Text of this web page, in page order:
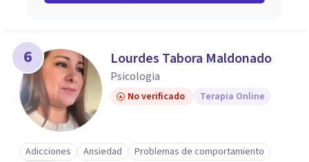
6 Lourdes Tabora Maldonado
Psicologia
No verificado Terapia Online
Adicciones Ansiedad
Problemas de comportamiento